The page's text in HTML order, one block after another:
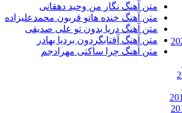
متن آهنگ نگار من وحید دهقانی
متن آهنگ خنده هاتو قربون محمدعلیزاده
متن آهنگ دریا بدون تو علی صدیقی
متن آهنگ آفتابگردون بردیا بهادر
متن آهنگ چرا ساکتی مهرادجم